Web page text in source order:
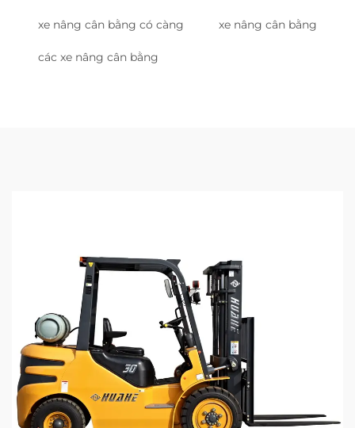
xe nâng cân bằng có càng xe nâng cân bằng
các xe nâng cân bằng